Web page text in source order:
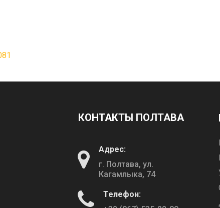
КОНТАКТЫ ПОЛТАВА
Адрес:
г. Полтава, ул.
Кагамлыка, 74
Телефон: